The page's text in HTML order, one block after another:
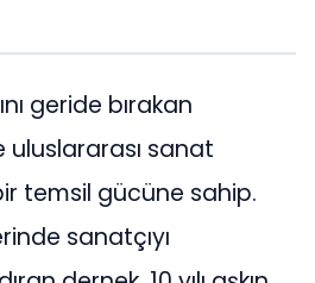
geride bırakan
uluslararası sanat
temsil gücüne sahip.
sanatçıyı